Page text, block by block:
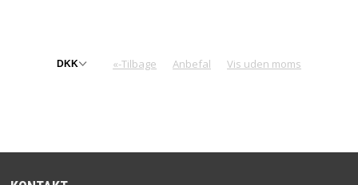
«-Tilbage Anbefal Vis uden moms